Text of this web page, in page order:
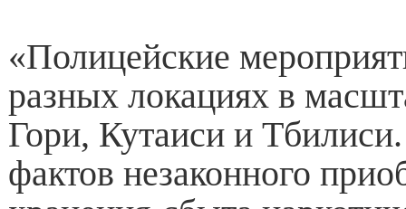
«Полицейские
разных локациях в
Гори, Кутаиси и
фактов незаконного